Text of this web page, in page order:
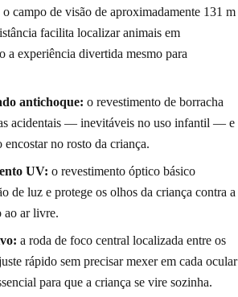
o campo de visão de aproximadamente 131 m
facilita localizar animais em
a experiência divertida mesmo para
antichoque: o revestimento de borracha
acidentais — inevitáveis no uso infantil — e
encostar no rosto da criança.
UV: o revestimento óptico básico
de luz e protege os olhos da criança contra a
ao ar livre.
a roda de foco central localizada entre os
rápido sem precisar mexer em cada ocular
para que a criança se vire sozinha.